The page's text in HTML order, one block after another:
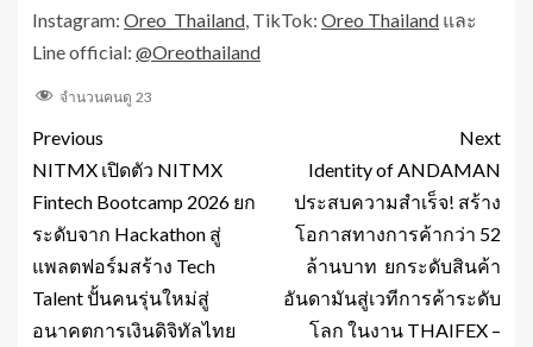
Instagram: Oreo_Thailand , TikTok: Oreo Thailand และ
Line official: @Oreothailand
จำนวนคนดู 23
Previous
NITMX เปิดตัว NITMX
Fintech Bootcamp 2026 ยก
ระดับจาก Hackathon สู่
แพลตฟอร์มสร้าง Tech
Talent ปั้นคนรุ่นใหม่สู่
อนาคตการเงินดิจิทัลไทย
Next
Identity of ANDAMAN
ประสบความสำเร็จ! สร้าง
โอกาสทางการค้ากว่า 52
ล้านบาท ยกระดับสินค้า
อันดามันสู่เวทีการค้าระดับ
โลก ในงาน THAIFEX –